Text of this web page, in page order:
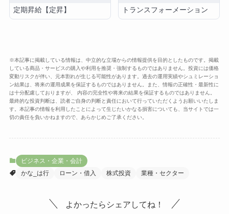
定期昇給【定昇】 トランスフォーメーション
※本記事に掲載している情報は、中立的な立場からの情報提供を目的としたものです。掲載
している商品・サービスの購入や利用を推奨・強制するものではありません。投資には価格
変動リスクが伴い、元本割れが生じる可能性があります。過去の運用実績やシュミレーショ
ン結果は、将来の運用成果を保証するものではありません。また、情報の正確性・最新性に
は十分配慮しておりますが、 内容の完全性や将来の結果を保証するものではありません。
最終的な投資判断は、読者ご自身の判断と責任において行っていただくようお願いいたしま
す。本記事の情報を利用したことによって生じたいかなる損害についても、当サイトでは一
切の責任を負いかねますので、あらかじめご了承ください。
ビジネス・企業・会計
かな_は行
ローン・借入 株式投資 業種・セクター
よかったらシェアしてね！